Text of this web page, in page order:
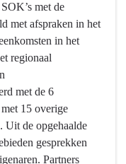
met de
met afspraken in het
in het
regionaal
met de 6
15 overige
Uit de opgehaalde
gesprekken
Partners